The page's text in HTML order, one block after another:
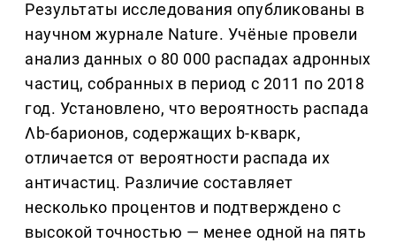
Результаты исследования опубликованы в
научном журнале Nature. Учёные провели
анализ данных о 80 000 распадах адронных
частиц, собранных в период с 2011 по 2018
год. Установлено, что вероятность распада
Λb-барионов, содержащих b-кварк,
отличается от вероятности распада их
античастиц. Различие составляет
несколько процентов и подтверждено с
высокой точностью — менее одной на пять